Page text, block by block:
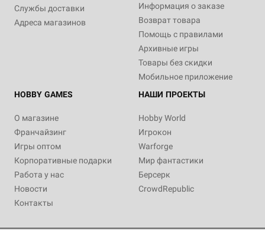
Службы доставки
Адреса магазинов
Информация о заказе
Возврат товара
Помощь с правилами
Архивные игры
Товары без скидки
Мобильное приложение
HOBBY GAMES
О магазине
Франчайзинг
Игры оптом
Корпоративные подарки
Работа у нас
Новости
Контакты
НАШИ ПРОЕКТЫ
Hobby World
Игрокон
Warforge
Мир фантастики
Берсерк
CrowdRepublic